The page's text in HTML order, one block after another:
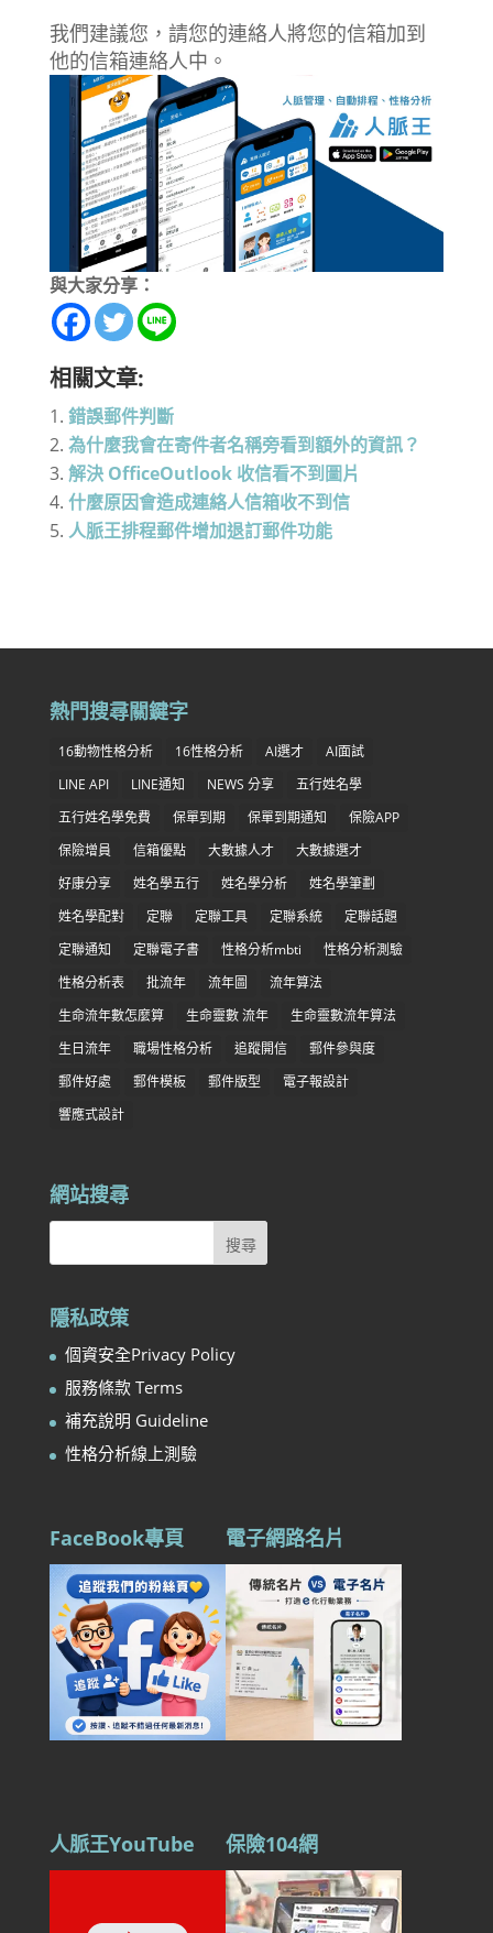
我們建議您，請您的連絡人將您的信箱加到
他的信箱連絡人中。
與大家分享：
相關文章:
錯誤郵件判斷
為什麼我會在寄件者名稱旁看到額外的資訊？
解決 OfficeOutlook 收信看不到圖片
什麼原因會造成連絡人信箱收不到信
人脈王排程郵件增加退訂郵件功能
熱門搜尋關鍵字
16動物性格分析 16性格分析 AI選才
AI面試
LINE API
LINE通知 NEWS 分享
五行姓名學
五行姓名學免費
保單到期 保單到期通知
保險APP
保險增員
信箱優點 大數據人才
大數據選才
好康分享
姓名學五行 姓名學分析
姓名學筆劃
姓名學配對
定聯 定聯工具 定聯系統
定聯話題
定聯通知
定聯電子書 性格分析mbti
性格分析測驗
性格分析表
批流年 流年圖
流年算法
生命流年數怎麼算
生命靈數 流年
生命靈數流年算法
生日流年
職場性格分析 追蹤開信
郵件參與度
郵件好處
郵件模板 郵件版型
電子報設計
響應式設計
網站搜尋
隱私政策
個資安全Privacy Policy
服務條款 Terms
補充說明 Guideline
性格分析線上測驗
FaceBook專頁 電子網路名片
人脈王YouTube 保險104網